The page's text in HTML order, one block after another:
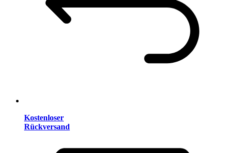
Kostenloser
Rückversand